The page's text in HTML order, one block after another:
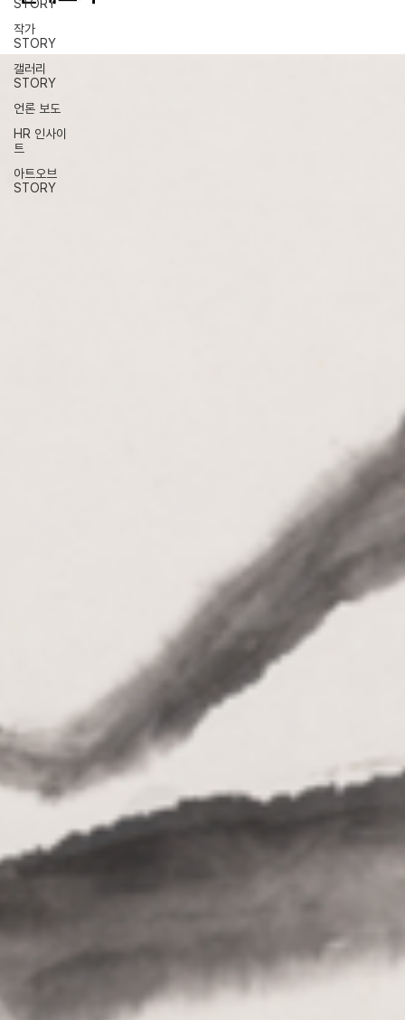
STORY
작가
STORY
갤러리
STORY
언론 보도
HR 인사이
트
아트오브
STORY